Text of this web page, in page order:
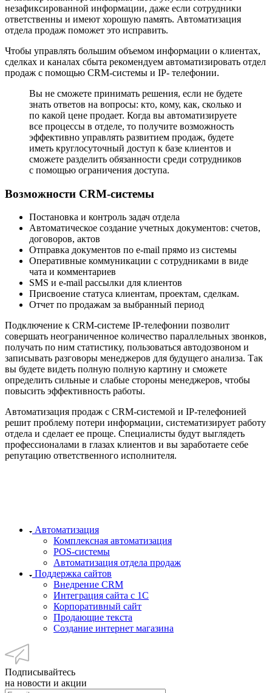
незафиксированной информации, даже если сотрудники
ответственны и имеют хорошую память. Автоматизация
отдела продаж поможет это исправить.
Чтобы управлять большим объемом информации о клиентах,
сделках и каналах сбыта рекомендуем автоматизировать отдел
продаж с помощью CRM-системы и IP- телефонии.
Вы не сможете принимать решения, если не будете
знать ответов на вопросы: кто, кому, как, сколько и
по какой цене продает. Когда вы автоматизируете
все процессы в отделе, то получите возможность
эффективно управлять развитием продаж, будете
иметь круглосуточный доступ к базе клиентов и
сможете разделить обязанности среди сотрудников
с помощью ограничения доступа.
Возможности CRM-системы
Постановка и контроль задач отдела
Автоматическое создание учетных документов: счетов,
договоров, актов
Отправка документов по e-mail прямо из системы
Оперативные коммуникации с сотрудниками в виде
чата и комментариев
SMS и e-mail рассылки для клиентов
Присвоение статуса клиентам, проектам, сделкам.
Отчет по продажам за выбранный период
Подключение к CRM-системе IP-телефонии позволит
совершать неограниченное количество параллельных звонков,
получать по ним статистику, пользоваться автодозвоном и
записывать разговоры менеджеров для будущего анализа. Так
вы будете видеть полную полную картину и сможете
определить сильные и слабые стороны менеджеров, чтобы
повысить эффективность работы.
Автоматизация продаж с CRM-системой и IP-телефонией
решит проблему потери информации, систематизирует работу
отдела и сделает ее проще. Специалисты будут выглядеть
профессионалами в глазах клиентов и вы заработаете себе
репутацию ответственного исполнителя.
Автоматизация
Комплексная автоматизация
POS-системы
Автоматизация отдела продаж
Поддержка сайтов
Внедрение CRM
Интеграция сайта с 1С
Корпоративный сайт
Продающие текста
Создание интернет магазина
Подписывайтесь
на новости и акции